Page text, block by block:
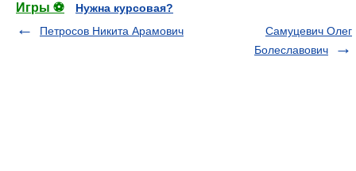
Игры ⚽
Нужна курсовая?
Петросов Никита Арамович
Самуцевич Олег
Болеславович